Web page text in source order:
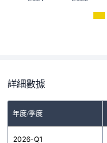
詳細數據
年度/季度
2026-Q1